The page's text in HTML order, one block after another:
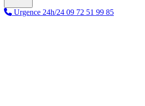
Urgence 24h/24 09 72 51 99 85